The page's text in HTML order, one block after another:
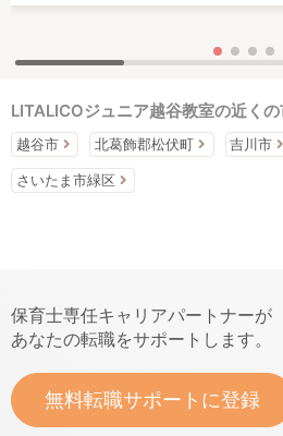
LITALICOジュニア越谷教室の近く
越谷市 北葛飾郡松伏町 吉川市
さいたま市緑区
保育士専任キャリアパートナーが
あなたの転職をサポートします。
無料転職サポートに登録